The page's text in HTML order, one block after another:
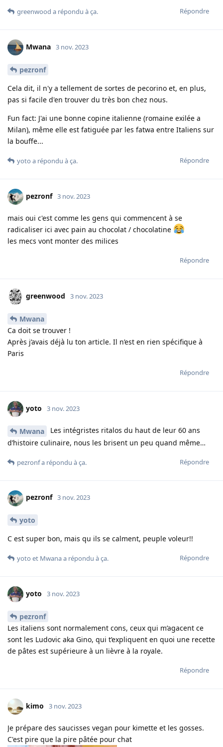
Répondre
greenwood a répondu à ça.
Mwana 3 nov. 2023
pezronf
Cela dit, il n'y a tellement de sortes de pecorino et, en plus,
pas si facile d'en trouver du très bon chez nous.
Fun fact: J'ai une bonne copine italienne (romaine exilée a
Milan), même elle est fatiguée par les fatwa entre Italiens sur
la bouffe...
Répondre
yoto a répondu à ça.
pezronf 3 nov. 2023
mais oui c'est comme les gens qui commencent à se
radicaliser ici avec pain au chocolat / chocolatine
les mecs vont monter des milices
Répondre
greenwood 3 nov. 2023
Mwana
Ca doit se trouver !
Après j’avais déjà lu ton article. Il n’est en rien spécifique à
Paris
Répondre
yoto 3 nov. 2023
Mwana
Les intégristes ritalos du haut de leur 60 ans
d’histoire culinaire, nous les brisent un peu quand même…
Répondre
pezronfa répondu à ça.
pezronf 3 nov. 2023
yoto
C est super bon, mais qu ils se calment, peuple voleur!!
Répondre
yoto et Mwanaa répondu à ça.
yoto 3 nov. 2023
pezronf
Les italiens sont normalement cons, ceux qui m’agacent ce
sont les Ludovic aka Gino, qui t’expliquent en quoi une recette
de pâtes est supérieure à un lièvre à la royale.
Répondre
kimo 3 nov. 2023
Je prépare des saucisses vegan pour kimette et les gosses.
C'est pire que la pire pâtée pour chat